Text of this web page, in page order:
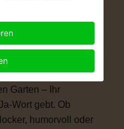
allein zu kurz
Trauung schenkt
wünscht: völlige
See, im Schloss, in
Garten – Ihr
Wort gebt. Ob
humorvoll oder